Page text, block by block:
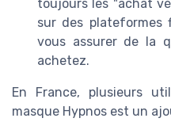
toujours les "achat
sur des plateformes
vous assurer de la
achetez.
En France, plusieurs
masque Hypnos est un